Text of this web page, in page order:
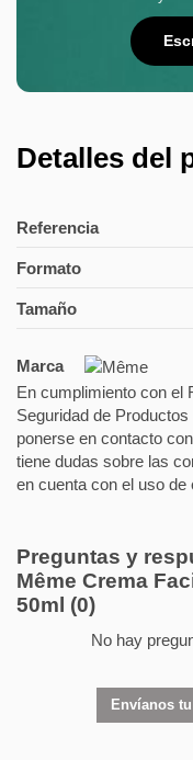
Detalles del
Referencia
Formato
Tamaño
Marca
En cumplimiento con el
Seguridad de
ponerse en contacto
tiene dudas sobre las
en cuenta con el uso de
Preguntas y
Même Crema
50ml (0)
No hay
Envíanos